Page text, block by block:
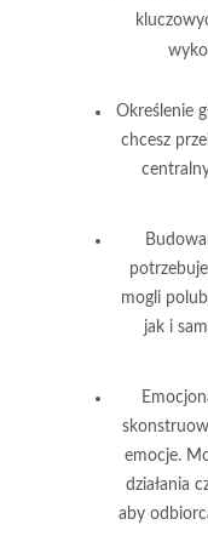
Określenie
chcesz
mogli
jak i
emocje.
działania
aby